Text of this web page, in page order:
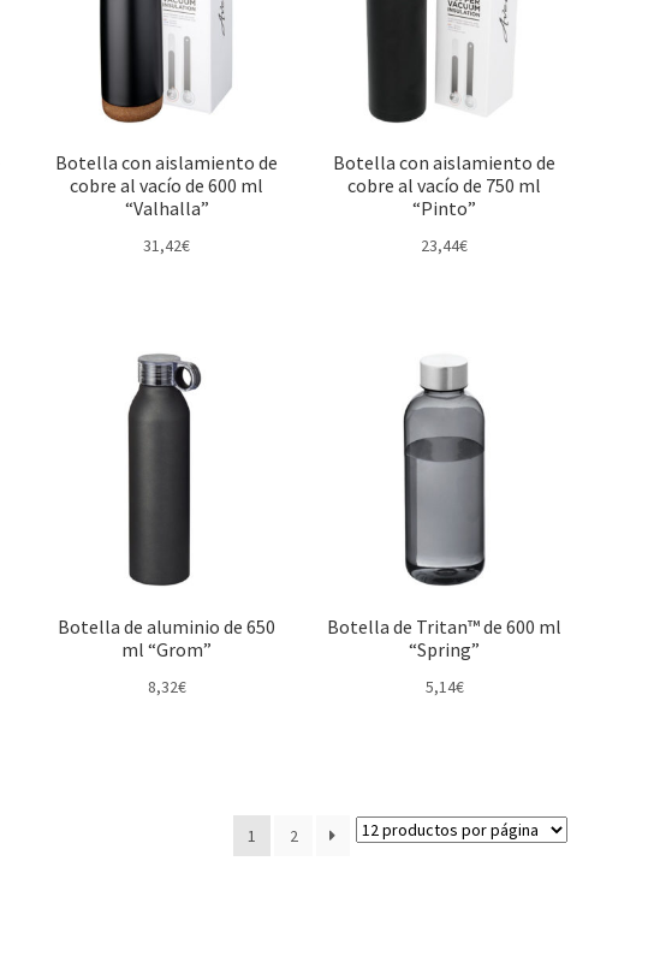
Botella con aislamiento de
cobre al vacío de 600 ml
“Valhalla”
31,42€
Botella con aislamiento de
cobre al vacío de 750 ml
“Pinto”
23,44€
Botella de aluminio de 650
ml “Grom”
8,32€
Botella de Tritan™ de 600 ml
“Spring”
5,14€
1 2